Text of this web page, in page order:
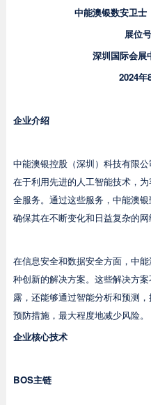
中能澳银数安卫士
展位
深圳国际会展
2024年
企业介绍
中能澳银控股（深圳）科技有限
在于利用先进的人工智能技术，
全服务。通过这些服务，中能澳
确保其在不断变化和日益复杂的
在信息安全和数据安全方面，中
种创新的解决方案。这些解决方
露，还能够通过智能分析和预测
预防措施，最大程度地减少风险。
企业核心技术
BOS主链